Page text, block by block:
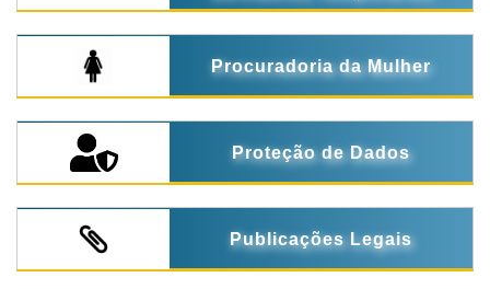
Procuradoria da Mulher
Proteção de Dados
Publicações Legais